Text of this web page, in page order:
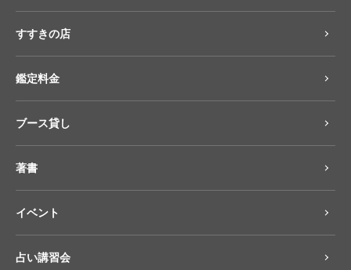
すすきの店
鑑定料金
ブース貸し
著書
イベント
占い講習会